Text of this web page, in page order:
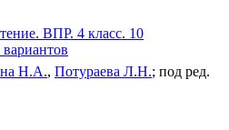
ВПР. 4 класс. 10
Н.А., Потураева Л.Н.; под ред.